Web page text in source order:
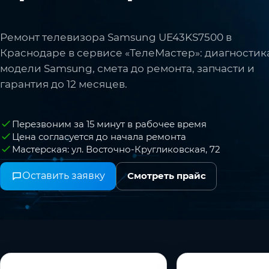
Ремонт телевизора Samsung UE43KS7500 в
Краснодаре в сервисе «ТелеМастер»:
модели Samsung, смета до ремонта, запчасти и
гарантия до 12 месяцев.
Перезвоним за 15 минут в рабочее время
Цена согласуется до начала ремонта
Мастерская: ул. Восточно-Кругликовская, 72
Оставить заявку Смотреть прайс